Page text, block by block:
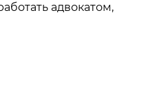
адвокатом,